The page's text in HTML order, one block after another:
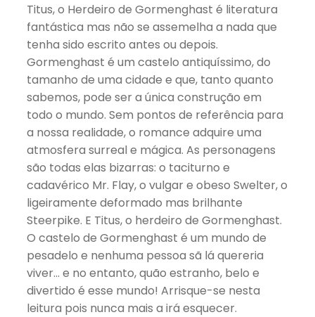
Titus, o Herdeiro de Gormenghast é literatura
fantástica mas não se assemelha a nada que
tenha sido escrito antes ou depois.
Gormenghast é um castelo antiquíssimo, do
tamanho de uma cidade e que, tanto quanto
sabemos, pode ser a única construção em
todo o mundo. Sem pontos de referência para
a nossa realidade, o romance adquire uma
atmosfera surreal e mágica. As personagens
são todas elas bizarras: o taciturno e
cadavérico Mr. Flay, o vulgar e obeso Swelter, o
ligeiramente deformado mas brilhante
Steerpike. E Titus, o herdeiro de Gormenghast.
O castelo de Gormenghast é um mundo de
pesadelo e nenhuma pessoa sã lá quereria
viver… e no entanto, quão estranho, belo e
divertido é esse mundo! Arrisque-se nesta
leitura pois nunca mais a irá esquecer.